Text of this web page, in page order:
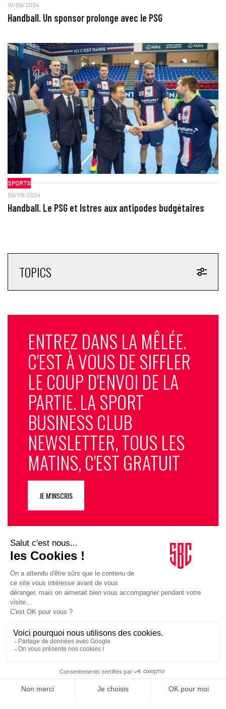
10/09/2024
Handball. Un sponsor prolonge avec le PSG
SPORTS
09/09/2024
Handball. Le PSG et Istres aux antipodes budgétaires
TOPICS
ENTREZ DANS LA MÊLÉE.
C'EST À VOUS DE SIFFLER
LE COUP D'ENVOI DE LA
PARTIE. LA SPORT
BUSINESS CLUB
NEWSLETTER, TOUS LES
MATINS, C'EST GRATUIT
JE M'INSCRIS
1 … 10 16
SUIVEZ-NOUS